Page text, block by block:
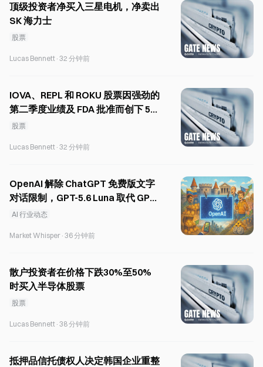
顶级投资者净买入三星电机，净卖出
SK 海力士
股票
Lucas Bennett · 32 分钟前
IOVA、REPL 和 ROKU 股票因强劲的
第二季度业绩及 FDA 批准而创下 52
周新高
股票
Lucas Bennett · 32 分钟前
OpenAI 解除 ChatGPT 免费版文字
对话限制，GPT-5.6 Luna 取代 GPT-
5.5
AI 行业动态
Market Whisper · 36 分钟前
散户投资者在价格下跌30%至50%
时买入半导体股票
股票
Lucas Bennett · 38 分钟前
抵押品信托债权人决定韩国企业重整